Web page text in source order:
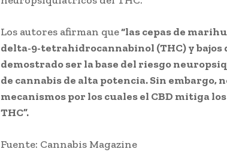
Los autores afirman que“las cepas de
delta-9-tetrahidrocannabinol (THC) y bajos
demostrado ser la base del riesgo
de cannabis de alta potencia. Sin embargo,
mecanismos por los cuales el CBD mitiga
THC”.
Fuente: Cannabis Magazine